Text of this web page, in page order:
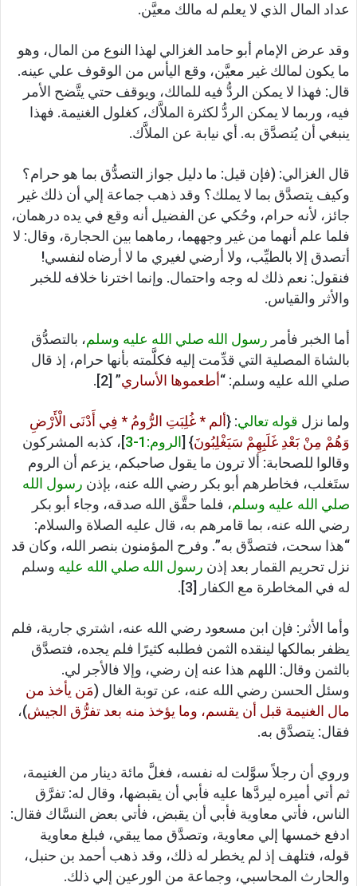
عداد المال الذي لا يعلم له مالك معيَّن.
وقد عرض الإمام أبو حامد الغزالي لهذا النوع من المال، وهو
ما يكون لمالك غير معيَّن، وقع اليأس من الوقوف علي عينه.
قال: فهذا لا يمكن الردُّ فيه للمالك، ويوقف حتي يتَّضح الأمر
فيه، وربما لا يمكن الردُّ لكثرة الملاَّك، كغلول الغنيمة. فهذا
ينبغي أن يُتصدَّق به. أي نيابة عن الملاَّك.
قال الغزالي: (فإن قيل: ما دليل جواز التصدُّق بما هو حرام؟
وكيف يتصدَّق بما لا يملك؟ وقد ذهب جماعة إلي أن ذلك غير
جائز، لأنه حرام، وحُكي عن الفضيل أنه وقع في يده درهمان،
فلما علم أنهما من غير وجههما، رماهما بين الحجارة، وقال: لا
أتصدق إلا بالطيِّب، ولا أرضي لغيري ما لا أرضاه لنفسي!
فنقول: نعم ذلك له وجه واحتمال. وإنما اخترنا خلافه للخبر
والأثر والقياس.
أما الخبر فأمر رسول الله صلي الله عليه وسلم، بالتصدُّق
بالشاة المصلية التي قدِّمت إليه فكلَّمته بأنها حرام، إذ قال
صلي الله عليه وسلم: “أطعموها الأساري” [2].
ولما نزل قوله تعالي: {ألم * غُلِبَتِ الرُّومُ * فِي أَدْنَى الْأَرْضِ
وَهُمْ مِنْ بَعْدِ غَلَبِهِمْ سَيَغْلِبُونَ} [الروم:1-3
]، كذبه المشركون
وقالوا للصحابة: ألا ترون ما يقول صاحبكم، يزعم أن الروم
ستَغلب، فخاطرهم أبو بكر رضي الله عنه، بإذن رسول الله
صلي الله عليه وسلم، فلما حقَّق الله صدقه، وجاء أبو بكر
رضي الله عنه، بما قامرهم به، قال عليه الصلاة والسلام:
“هذا سحت، فتصدَّق به”. وفرح المؤمنون بنصر الله، وكان قد
نزل تحريم القمار بعد إذن رسول الله صلي الله عليه وسلم
له في المخاطرة مع الكفار [3].
وأما الأثر: فإن ابن مسعود رضي الله عنه، اشتري جارية، فلم
يظفر بمالكها لينقده الثمن فطلبه كثيرًا فلم يجده، فتصدَّق
بالثمن وقال: اللهم هذا عنه إن رضي، وإلا فالأجر لي.
وسئل الحسن رضي الله عنه، عن توبة الغال (مَن يأخذ من
مال الغنيمة قبل أن يقسم، وما يؤخذ منه بعد تفرُّق الجيش)،
فقال: يتصدَّق به.
وروي أن رجلاً سوَّلت له نفسه، فغلَّ مائة دينار من الغنيمة،
ثم أتي أميره ليردَّها عليه فأبي أن يقبضها، وقال له: تفرَّق
الناس، فأتي معاوية فأبي أن يقبض، فأتي بعض النسَّاك فقال:
ادفع خمسها إلي معاوية، وتصدَّق مما يبقي، فبلغ معاوية
قوله، فتلهف إذ لم يخطر له ذلك، وقد ذهب أحمد بن حنبل،
والحارث المحاسبي، وجماعة من الورعين إلي ذلك.